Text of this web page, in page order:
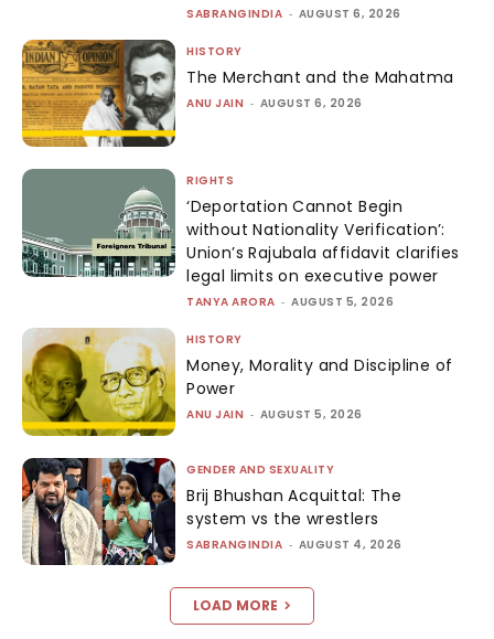
SABRANGINDIA - AUGUST 6, 2026
HISTORY
The Merchant and the Mahatma
ANU JAIN - AUGUST 6, 2026
RIGHTS
‘Deportation Cannot Begin
without Nationality Verification’:
Union’s Rajubala affidavit clarifies
legal limits on executive power
TANYA ARORA - AUGUST 5, 2026
HISTORY
Money, Morality and Discipline of
Power
ANU JAIN - AUGUST 5, 2026
GENDER AND SEXUALITY
Brij Bhushan Acquittal: The
system vs the wrestlers
SABRANGINDIA - AUGUST 4, 2026
LOAD MORE